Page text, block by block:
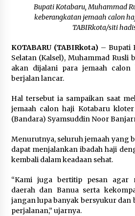
Bupati Kotabaru, Muhammad
keberangkatan jemaah calon
TABIRkota/siti
KOTABARU (TABIRkota) – Bupati
Selatan (Kalsel), Muhammad Rusli
akan dijalani para jemaah calon
berjalan lancar.
Hal tersebut ia sampaikan saat
jemaah calon haji Kotabaru
(Bandara) Syamsuddin Noor
Menurutnya, seluruh jemaah yang
dapat menjalankan ibadah haji
kembali dalam keadaan sehat.
“Kami juga bertitip pesan agar
daerah dan Banua serta
jangan lupa banyak bersyukur dan
perjalanan,” ujarnya.